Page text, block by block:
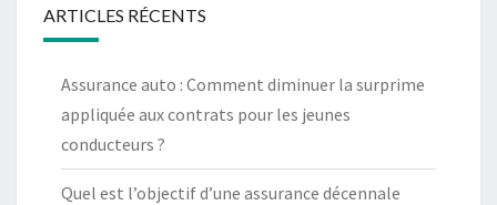
ARTICLES RÉCENTS
Assurance auto : Comment diminuer la surprime
appliquée aux contrats pour les jeunes
conducteurs ?
Quel est l’objectif d’une assurance décennale